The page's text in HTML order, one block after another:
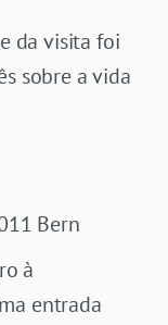
da visita foi
sobre a vida
Bern
à
entrada